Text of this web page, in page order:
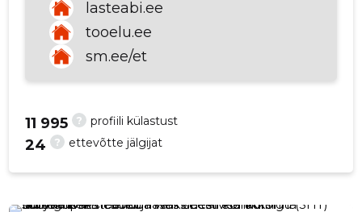
VAATA ROHKEM
lasteabi.ee
tooelu.ee
sm.ee/et
? profiili külastust
11 995
? ettevõtte jälgijat
24